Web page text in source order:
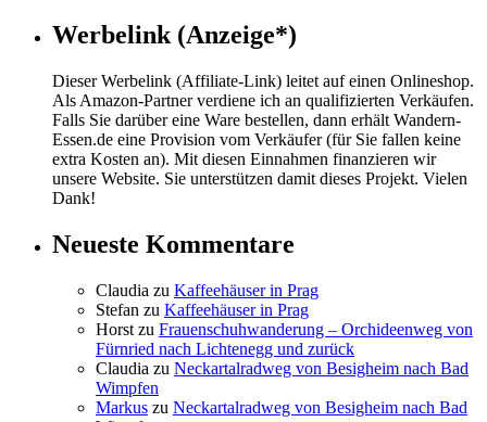
Werbelink (Anzeige*)
Dieser Werbelink (Affiliate-Link) leitet auf einen Onlineshop.
Als Amazon-Partner verdiene ich an qualifizierten Verkäufen.
Falls Sie darüber eine Ware bestellen, dann erhält Wandern-
Essen.de eine Provision vom Verkäufer (für Sie fallen keine
extra Kosten an). Mit diesen Einnahmen finanzieren wir
unsere Website. Sie unterstützen damit dieses Projekt. Vielen
Dank!
Neueste Kommentare
Claudia zu Kaffeehäuser in Prag
Stefan zu Kaffeehäuser in Prag
Horst zu Frauenschuhwanderung – Orchideenweg von
Fürnried nach Lichtenegg und zurück
Claudia zu Neckartalradweg von Besigheim nach Bad
Wimpfen
Markus zu Neckartalradweg von Besigheim nach Bad